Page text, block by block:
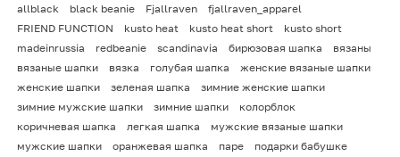
allblack black beanie Fjallraven
fjallraven_apparel
FRIEND FUNCTION
kusto heat kusto heat short
kusto short
madeinrussia
redbeanie scandinavia бирюзовая шапка
вязаны
вязаные шапки
вязка голубая шапка
женские вязаные шапки
женские шапки
зеленая шапка
зимние женские шапки
зимние мужские шапки
зимние шапки
колорблок
коричневая шапка
легкая шапка
мужские вязаные шапки
мужские шапки
оранжевая шапка паре
подарки бабушке